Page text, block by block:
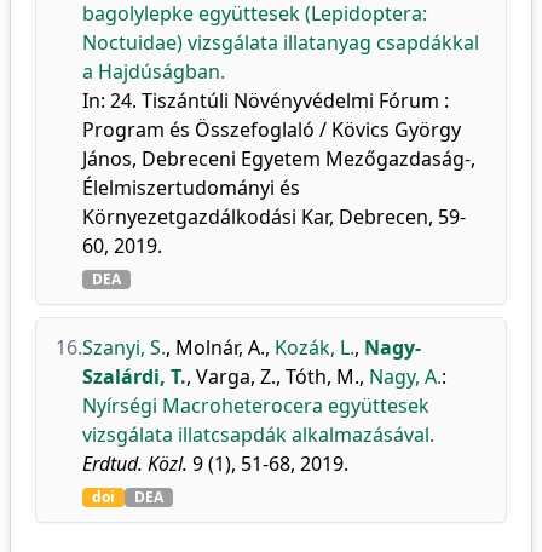
bagolylepke együttesek (Lepidoptera:
Noctuidae) vizsgálata illatanyag csapdákkal
a Hajdúságban.
In: 24. Tiszántúli Növényvédelmi Fórum :
Program és Összefoglaló / Kövics György
János, Debreceni Egyetem Mezőgazdaság-,
Élelmiszertudományi és
Környezetgazdálkodási Kar, Debrecen, 59-
60, 2019.
DEA
16.Szanyi, S., Molnár, A., Kozák, L., Nagy-
Szalárdi, T., Varga, Z., Tóth, M., Nagy, A.:
Nyírségi Macroheterocera együttesek
vizsgálata illatcsapdák alkalmazásával.
Erdtud. Közl. 9 (1), 51-68, 2019.
doi DEA